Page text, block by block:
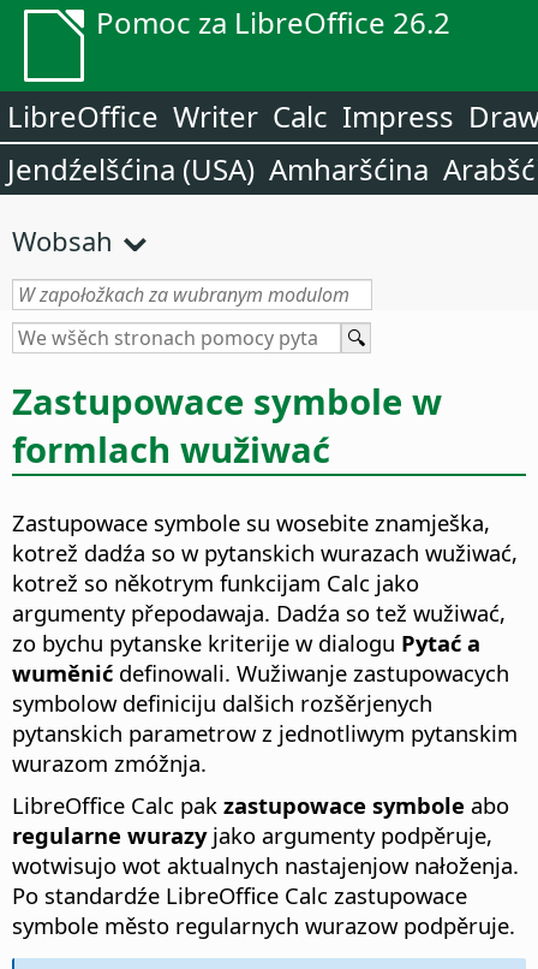
Pomoc za LibreOffice 26.2
LibreOffice Writer Calc Impress
Jendźelšćina (USA) Amharšćina
Wobsah
Zastupowace symbole w
formlach wužiwać
Zastupowace symbole su wosebite znamješka,
kotrež dadźa so w pytanskich wurazach wužiwać,
kotrež so někotrym funkcijam Calc jako
argumenty přepodawaja. Dadźa so tež wužiwać,
zo bychu pytanske kriterije w dialogu Pytać a
wuměnić definowali. Wužiwanje zastupowacych
symbolow definiciju dalšich rozšěrjenych
pytanskich parametrow z jednotliwym pytanskim
wurazom zmóžnja.
LibreOffice Calc pak zastupowace symbole abo
regularne wurazyjako argumenty podpěruje,
wotwisujo wot aktualnych nastajenjow nałoženja.
Po standardźe LibreOffice Calc zastupowace
symbole město regularnych wurazow podpěruje.